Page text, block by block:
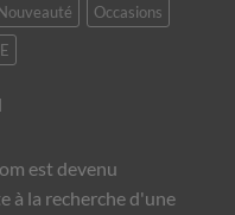
Occasions
est devenu
à la recherche d'une